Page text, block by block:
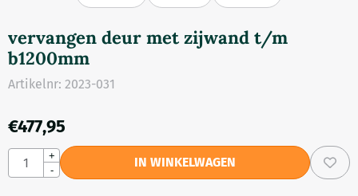
vervangen deur met zijwand t/m
b1200mm
Artikelnr: 2023-031
€477,95
Aantal
+
-
IN WINKELWAGEN